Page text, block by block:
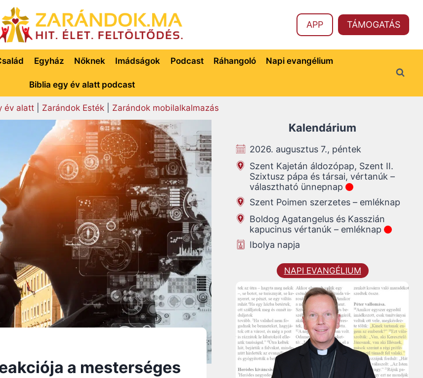
APP TÁMOGATÁS
Egyház Nőknek Imádságok Podcast Ráhangoló Napi evangélium
Biblia egy év alatt podcast
év alatt| Zarándok Esték| Zarándok mobilalkalmazás
a mesterséges
Kalendárium
2026. augusztus 7., péntek
Szent Kajetán áldozópap, Szent II.
Szixtusz pápa és társai, vértanúk –
választható ünnepnap
Szent Poimen szerzetes – emléknap
Boldog Agatangelus és Kasszián
kapucinus vértanúk – emléknap
Ibolya napja
NAPI EVANGÉLIUM